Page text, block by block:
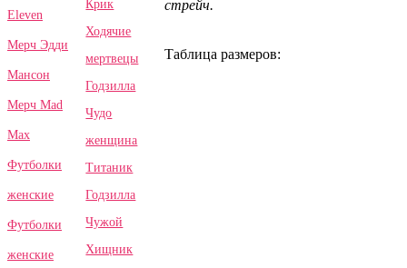
Eleven
Мерч Эдди
Мансон
Мерч Mad
Max
Футболки
женские
Футболки
женские
Крик
Ходячие
мертвецы
Годзилла
Чудо
женщина
Титаник
Годзилла
Чужой
Хищник
стрейч.
Таблица размеров: